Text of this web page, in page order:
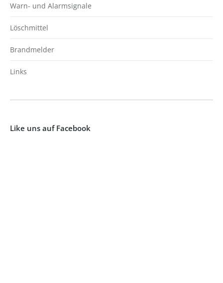
Warn- und Alarmsignale
Löschmittel
Brandmelder
Links
Like uns auf Facebook